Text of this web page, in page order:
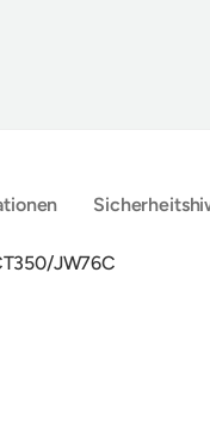
JW76C